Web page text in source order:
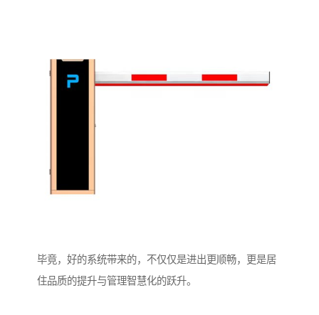
毕竟，好的系统带来的，不仅仅是进出更顺畅，更是居
住品质的提升与管理智慧化的跃升。